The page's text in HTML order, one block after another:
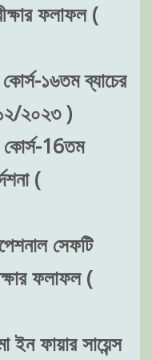
ফলাফল (
১৬তম ব্যাচের
২০২৩ )
কোর্স-16তম
(
সেফটি
ফলাফল (
ফায়ার সায়েন্স